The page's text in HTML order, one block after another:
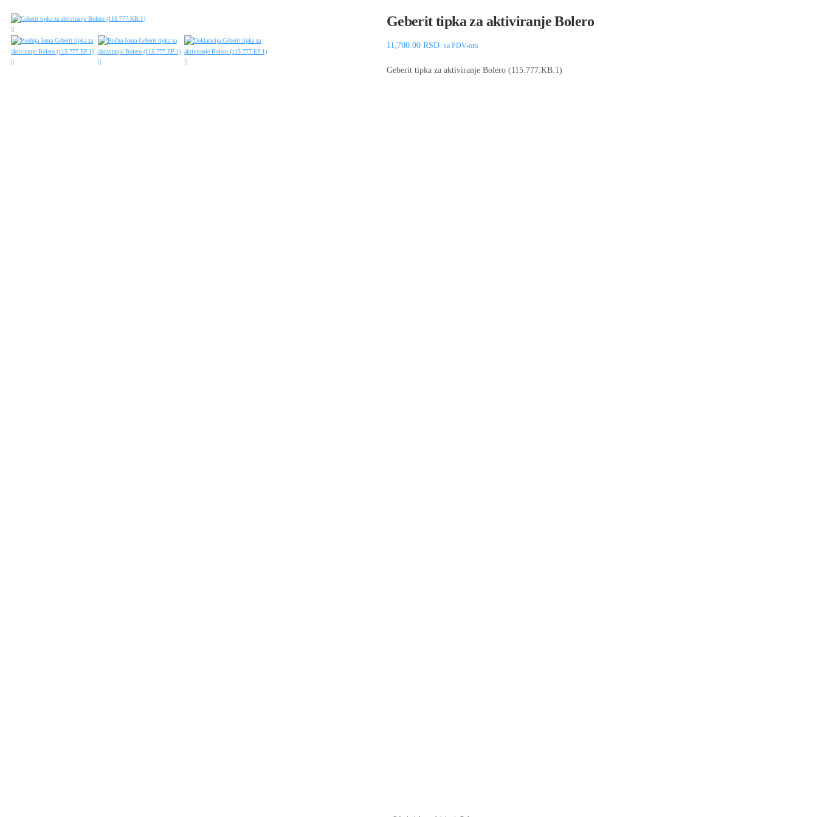
Geberit tipka za aktiviranje Bolero
11,700.00 RSD sa PDV-om
Geberit tipka za aktiviranje Bolero (115.777.KB.1)